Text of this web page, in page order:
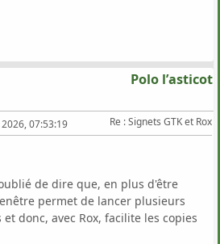
Polo l’asticot
Re : Signets GTK et Rox
07:53:19
de dire que, en plus d'être
permet de lancer plusieurs
donc, avec Rox, facilite les copies